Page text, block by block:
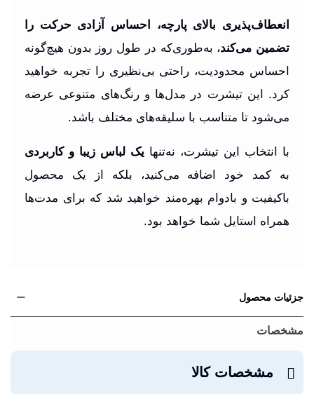
انعطاف‌پذیری بالای پارچه، احساس آزادی حرکت را
تضمین می‌کند، به‌طوری‌که در طول روز بدون هیچ‌گونه
احساس محدودیت، راحتی بی‌نظیری را تجربه خواهید
کرد. این تیشرت در مدل‌ها و رنگ‌های متنوعی عرضه
می‌شود تا متناسب با سلیقه‌های مختلف باشد.
با انتخاب این تیشرت، نه‌تنها یک لباس زیبا و کاربردی
به کمد خود اضافه می‌کنید، بلکه از یک محصول
باکیفیت و بادوام بهره‌مند خواهید شد که برای مدت‌ها
همراه استایل شما خواهد بود.
جزئیات محصول
مشخصات
مشخصات کالا